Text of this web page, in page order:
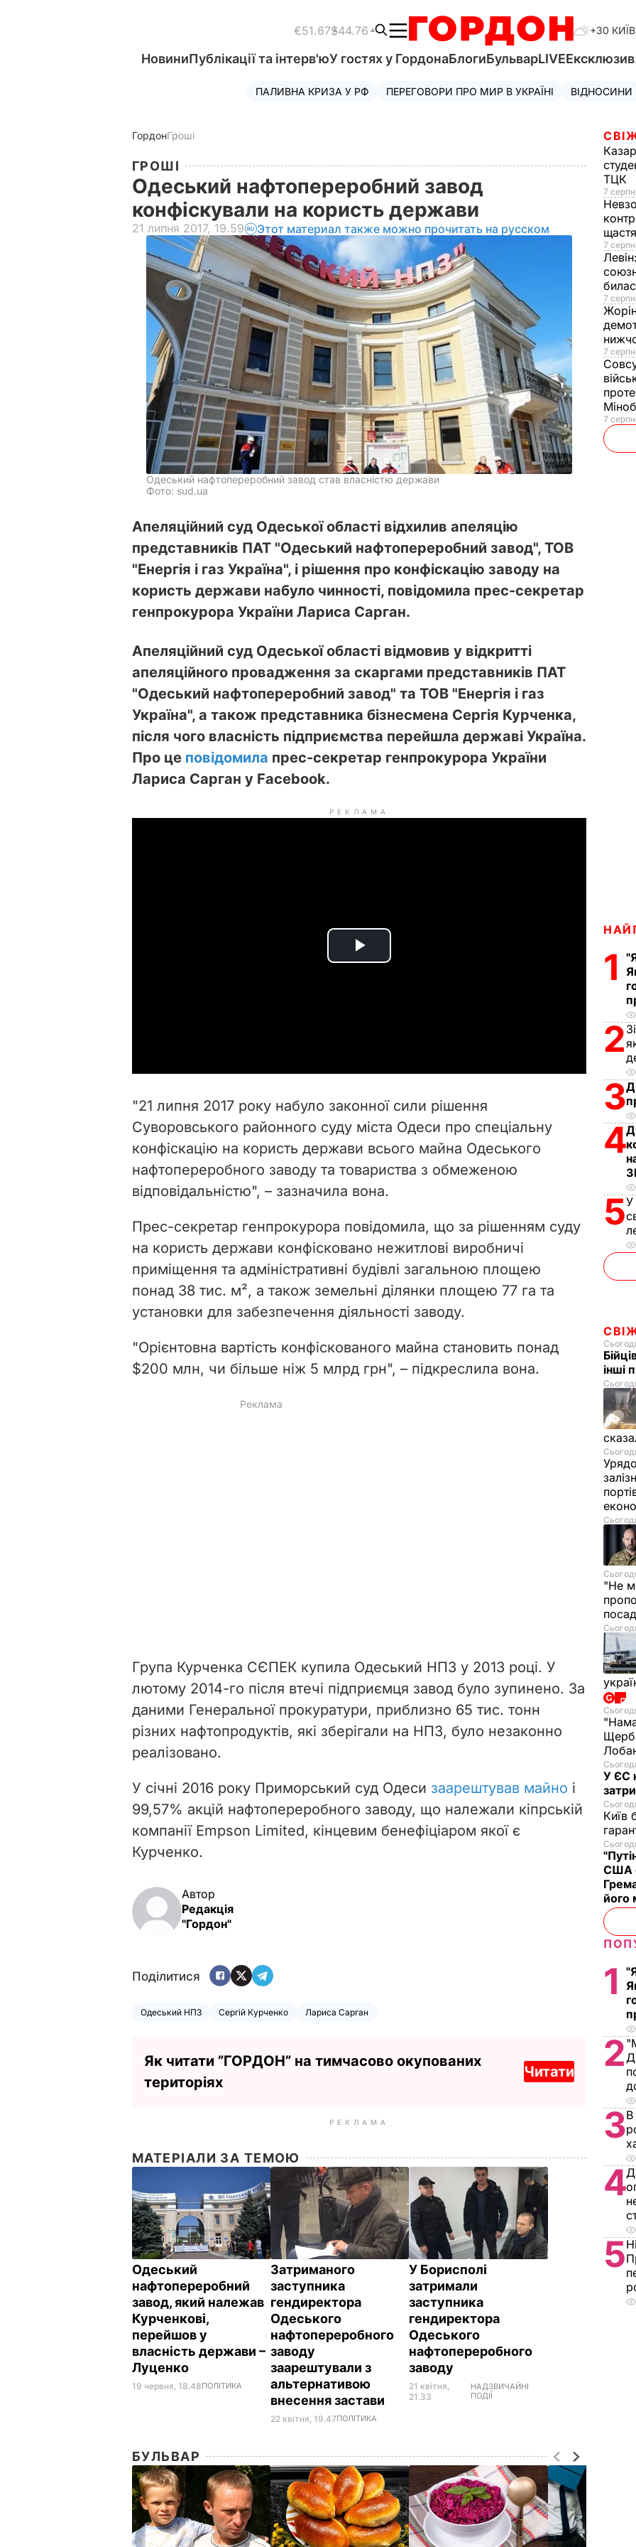
€51.67$44.76 +30 КИЇВ
НовиниПублікації та інтерв'юУ гостях у ГордонаБлогиБульварLIVEЕксклюзив
ПАЛИВНА КРИЗА У РФ ПЕРЕГОВОРИ ПРО МИР В УКРАЇНІ
ГордонГроші
ГРОШІ
Одеський нафтопереробний завод
конфіскували на користь держави
21 липня 2017, 19.59 Этот материал также можно прочитать на русском
Одеський нафтопереробний завод став власністю держави
Фото: sud.ua
Апеляційний суд Одеської області відхилив апеляцію
представників ПАТ "Одеський нафтопереробний завод", ТОВ
"Енергія і газ Україна", і рішення про конфіскацію заводу на
користь держави набуло чинності, повідомила прес-секретар
генпрокурора України Лариса Сарган.
Апеляційний суд Одеської області відмовив у відкритті
апеляційного провадження за скаргами представників ПАТ
"Одеський нафтопереробний завод" та ТОВ "Енергія і газ
Україна", а також представника бізнесмена Сергія Курченка,
після чого власність підприємства перейшла державі Україна.
Про це повідомила прес-секретар генпрокурора України
Лариса Сарган у Facebook.
РЕКЛАМА
P
i
d
e
o
"21 липня 2017 року набуло законної сили рішення
Суворовського районного суду міста Одеси про спеціальну
конфіскацію на користь держави всього майна Одеського
нафтопереробного заводу та товариства з обмеженою
відповідальністю", – зазначила вона.
Прес-секретар генпрокурора повідомила, що за рішенням суду
на користь держави конфісковано нежитлові виробничі
приміщення та адміністративні будівлі загальною площею
понад 38 тис. м², а також земельні ділянки площею 77 га та
установки для забезпечення діяльності заводу.
"Орієнтовна вартість конфіскованого майна становить понад
$200 млн, чи більше ніж 5 млрд грн", – підкреслила вона.
Група Курченка СЄПЕК купила Одеський НПЗ у 2013 році. У
лютому 2014-го після втечі підприємця завод було зупинено. За
даними Генеральної прокуратури, приблизно 65 тис. тонн
різних нафтопродуктів, які зберігали на НПЗ, було незаконно
реалізовано.
У січні 2016 року Приморський суд Одеси заарештував майно і
99,57% акцій нафтопереробного заводу, що належали кіпрській
компанії Empson Limited, кінцевим бенефіціаром якої є
Курченко.
Автор
Редакція
"Гордон"
Поділитися
Одеський НПЗ Сергій Курченко Лариса Сарган
Як читати ”ГОРДОН” на тимчасово окупованих
територіях
Читати
РЕКЛАМА
МАТЕРІАЛИ ЗА ТЕМОЮ
Одеський
нафтопереробний
завод, який належав
Курченкові,
перейшов у
власність держави –
Луценко
19 червня, 18.48ПОЛІТИКА
Затриманого
заступника
гендиректора
Одеського
нафтопереробного
заводу
заарештували з
альтернативою
внесення застави
22 квітня, 19.47ПОЛІТИКА
У Борисполі
затримали
заступника
гендиректора
Одеського
нафтопереробного
заводу
21 квітня,
21.33
НАДЗВИЧАЙНІ
ПОДІЇ
БУЛЬВАР
ТЦК
7
щастя
7
Левін:
7
7
7
1
2
3
4
5У
інші
"Не
У ЄС
Київ
США
його
1
2
3В
4
5